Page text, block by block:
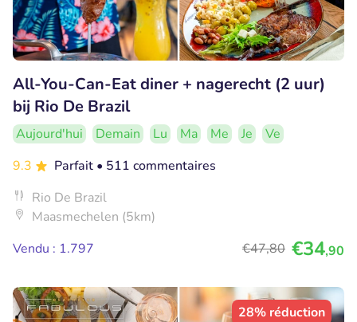
All-You-Can-Eat diner + nagerecht (2 uur)
bij Rio De Brazil
Aujourd'hui Demain Lu Ma Me Je
Ve
9.3
Parfait • 511 commentaires
Rio De Brazil
Maasmechelen (5km)
Vendu : 1.797
€47,80 €34,90
28% réduction